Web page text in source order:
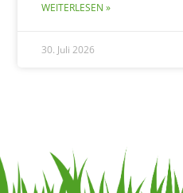
WEITERLESEN »
30. Juli 2026